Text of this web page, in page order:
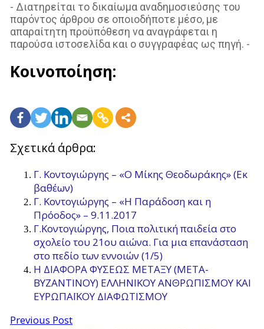
- Διατηρείται το δικαίωμα αναδημοσιεύσης του
παρόντος άρθρου σε οποιοδήποτε μέσο, με
απαραίτητη προϋπόθεση να αναγράφεται η
παρούσα ιστοσελίδα και ο συγγραφέας ως πηγή. -
Κοινοποίηση:
Σχετικά άρθρα:
Γ. Κοντογιώργης – «Ο Μίκης Θεοδωράκης» (Εκ
βαθέων)
Γ. Κοντογιώργης – «Η Παράδοση και η
Πρόοδος» – 9.11.2017
Γ.Κοντογιώργης, Ποια πολιτική παιδεία στο
σχολείο του 21ου αιώνα. Για μια επανάσταση
στο πεδίο των εννοιών (1/5)
Η ΔΙΑΦΟΡΑ ΦΥΣΕΩΣ ΜΕΤΑΞΥ (ΜΕΤΑ-
ΒΥΖΑΝΤΙΝΟΥ) ΕΛΛΗΝΙΚΟΥ ΑΝΘΡΩΠΙΣΜΟΥ ΚΑΙ
ΕΥΡΩΠΑΪΚΟΥ ΔΙΑΦΩΤΙΣΜΟΥ
Previous Post